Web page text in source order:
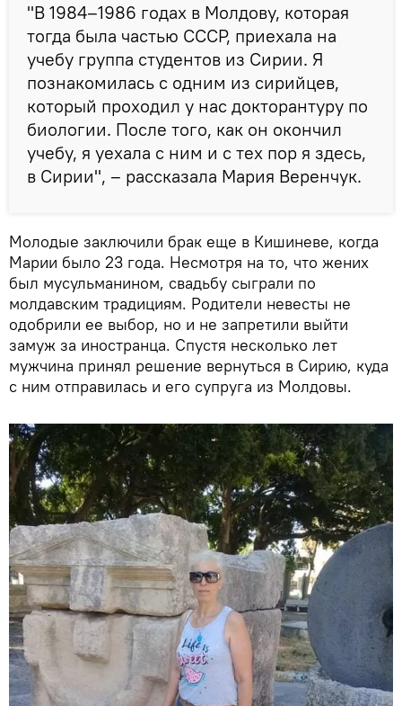
"В 1984–1986 годах в Молдову, которая
тогда была частью СССР, приехала на
учебу группа студентов из Сирии. Я
познакомилась с одним из сирийцев,
который проходил у нас докторантуру по
биологии. После того, как он окончил
учебу, я уехала с ним и с тех пор я здесь,
в Сирии", – рассказала Мария Веренчук.
Молодые заключили брак еще в Кишиневе, когда
Марии было 23 года. Несмотря на то, что жених
был мусульманином, свадьбу сыграли по
молдавским традициям. Родители невесты не
одобрили ее выбор, но и не запретили выйти
замуж за иностранца. Спустя несколько лет
мужчина принял решение вернуться в Сирию, куда
с ним отправилась и его супруга из Молдовы.